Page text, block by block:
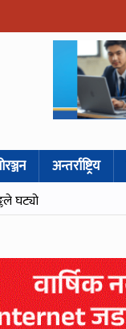
अन्तर्राष्ट्रिय
घट्यो